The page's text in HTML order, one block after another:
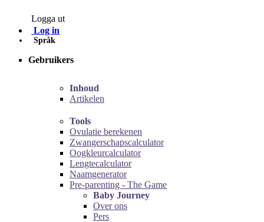
Logga ut
Log in
Språk
Gebruikers
Inhoud
Artikelen
Tools
Ovulatie berekenen
Zwangerschapscalculator
Oogkleurcalculator
Lengtecalculator
Naamgenerator
Pre-parenting - The Game
Baby Journey
Over ons
Pers